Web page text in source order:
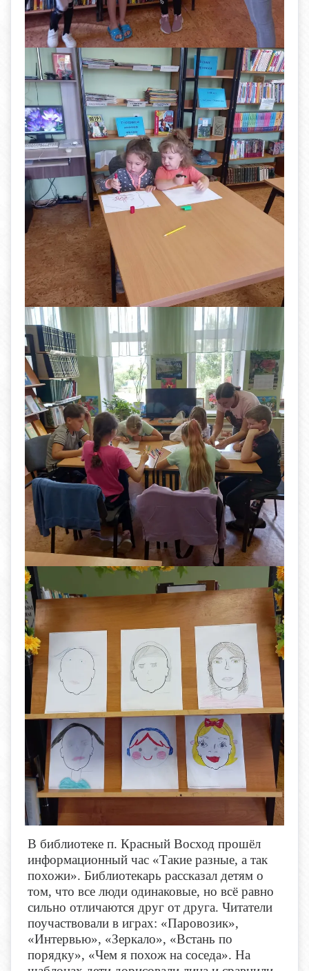
В библиотеке п. Красный Восход прошёл
информационный час «Такие разные, а так
похожи». Библиотекарь рассказал детям о
том, что все люди одинаковые, но всё равно
сильно отличаются друг от друга. Читатели
поучаствовали в играх: «Паровозик»,
«Интервью», «Зеркало», «Встань по
порядку», «Чем я похож на соседа». На